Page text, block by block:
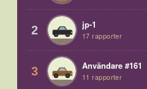
2 jp-1
17 rapporter
3 Användare #161
11 rapporter